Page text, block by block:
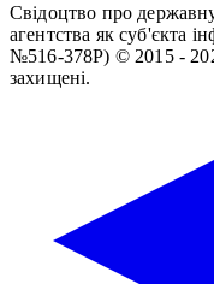
Свідоцтво про
агентства як суб'єкта
№516-378Р) © 2015 -
захищені.